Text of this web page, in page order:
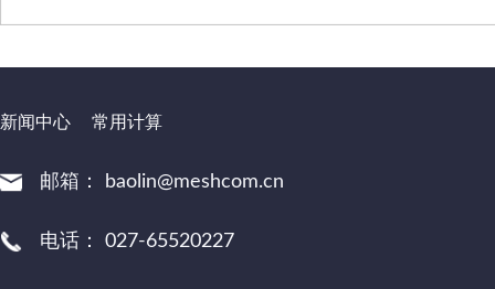
新闻中心 常用计算
邮箱： baolin@meshcom.cn
电话： 027-65520227